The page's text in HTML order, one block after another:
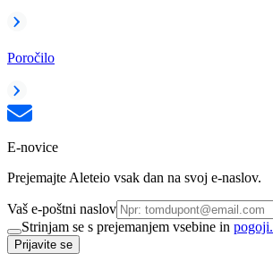
Poročilo
E-novice
Prejemajte Aleteio vsak dan na svoj e-naslov.
Vaš e-poštni naslov
Strinjam se s prejemanjem vsebine in pogoji.
Prijavite se